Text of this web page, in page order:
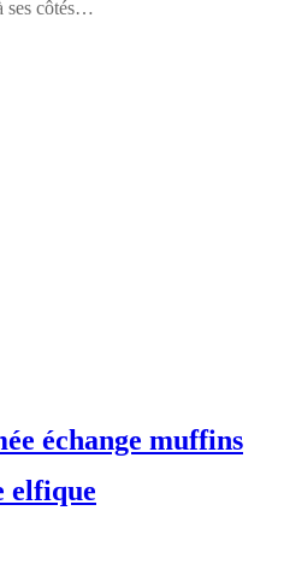
ses côtés…
échange muffins
elfique